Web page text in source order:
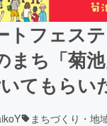
トフェス
まち「菊
てもらい
まちづくり・地